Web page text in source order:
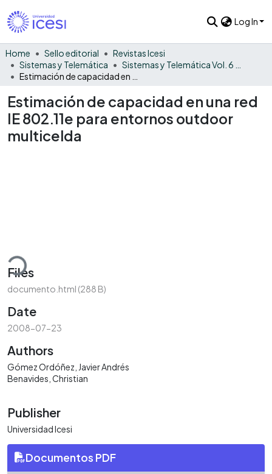
Log In
Home Sello editorial
Revistas Icesi
Sistemas y Telemática
Estimación de capacidad en una red
IE 802.11e para entornos outdoor
multicelda
Files
documento.html (288 B)
Date
2008-07-23
Authors
Gómez Ordóñez, Javier Andrés
Benavides, Christian
Publisher
Universidad Icesi
Documentos PDF